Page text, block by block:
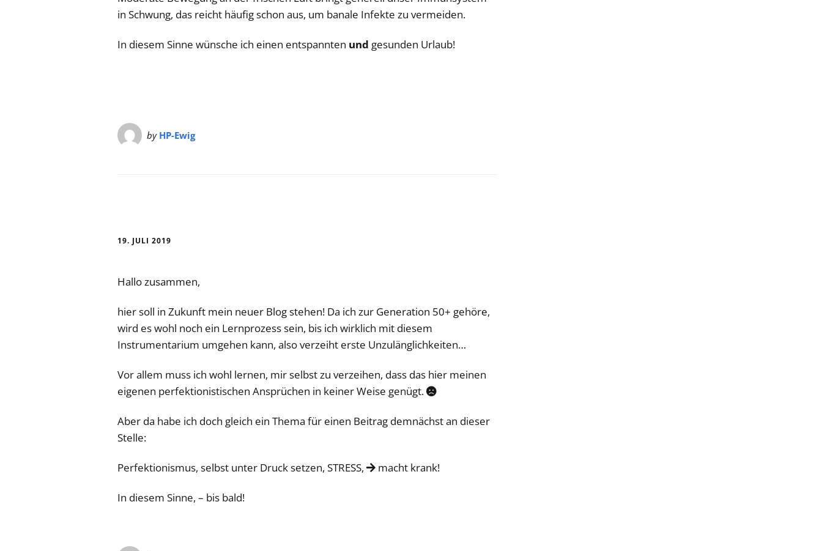
in Schwung, das reicht häufig schon aus, um banale Infekte zu vermeiden.
In diesem Sinne wünsche ich einen entspannten und gesunden Urlaub!
by HP-Ewig
19. JULI 2019
Hallo zusammen,
hier soll in Zukunft mein neuer Blog stehen! Da ich zur Generation 50+ gehöre,
wird es wohl noch ein Lernprozess sein, bis ich wirklich mit diesem
Instrumentarium umgehen kann, also verzeiht erste Unzulänglichkeiten…
Vor allem muss ich wohl lernen, mir selbst zu verzeihen, dass das hier meinen
eigenen perfektionistischen Ansprüchen in keiner Weise genügt. 
Aber da habe ich doch gleich ein Thema für einen Beitrag demnächst an dieser
Stelle:
Perfektionismus, selbst unter Druck setzen, STRESS,  macht krank!
In diesem Sinne, – bis bald!